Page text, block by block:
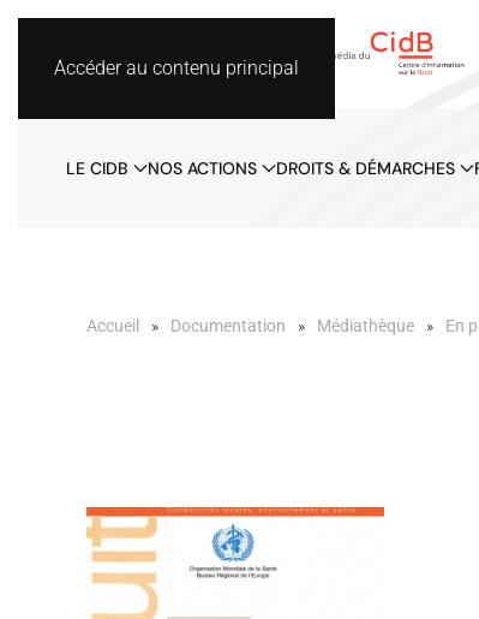
Accéder au contenu principal
LE CIDB NOS ACTIONS DROITS & DÉMARCHES
Accueil Documentation Médiathèque En